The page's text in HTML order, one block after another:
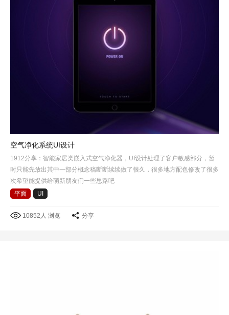
空气净化系统UI设计
1912分享：智能家居类嵌入式空气净化器，UI设计处理了客户敏感部分，暂
时只能先放出其中一部分概念稿断断续续做了很久，很多地方配色修改了很多
次希望能提供给萌新朋友们一些思路吧
平面
UI
10852人 浏览 分享